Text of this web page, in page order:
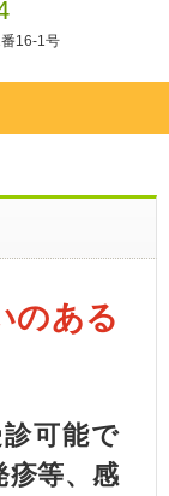
16-1号
のある
可能で
疹等、感